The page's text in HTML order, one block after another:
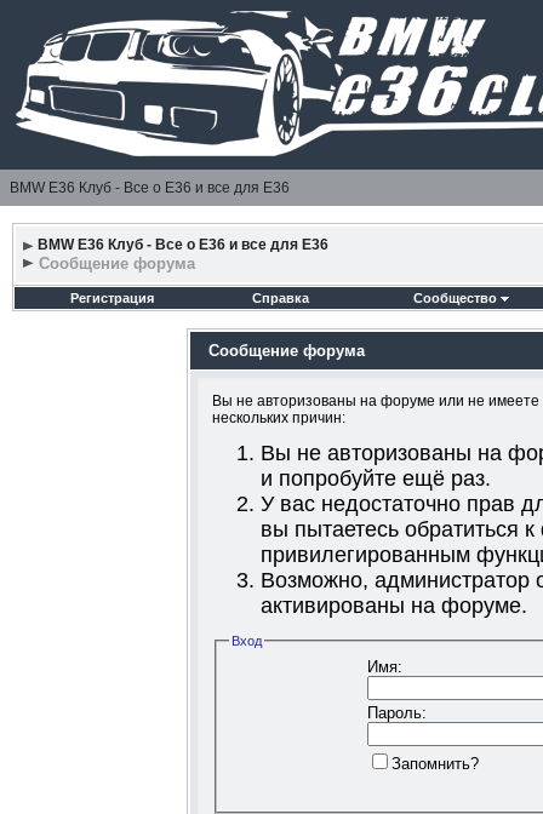
BMW E36 Клуб - Все о Е36 и все для Е36
BMW E36 Клуб - Все о Е36 и все для Е36
Сообщение форума
Регистрация Справка Сообщество
Сообщение форума
Вы не авторизованы на форуме или не имеете
нескольких причин:
Вы не авторизованы на
и попробуйте ещё раз.
У вас недостаточно прав
вы пытаетесь обратиться
привилегированным
Возможно, администратор
активированы на форуме.
Вход
Имя:
Пароль:
Запомнить?